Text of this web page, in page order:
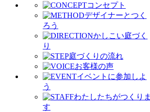
コンセプト
デザイナーとつく
ろう
かしこい庭づく
り
庭づくりの流れ
お客様の声
イベントに参加しよ
う
わたしたちがつくりま
す